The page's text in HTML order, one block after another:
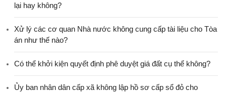
lại hay không?
Xử lý các cơ quan Nhà nước không cung cấp tài liệu cho Tòa
án như thế nào?
Có thể khởi kiện quyết định phê duyệt giá đất cụ thể không?
Ủy ban nhân dân cấp xã không lập hồ sơ cấp sổ đỏ cho